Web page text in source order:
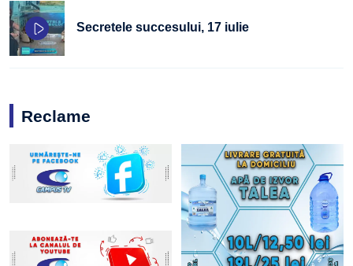
Secretele succesului, 17 iulie
Reclame